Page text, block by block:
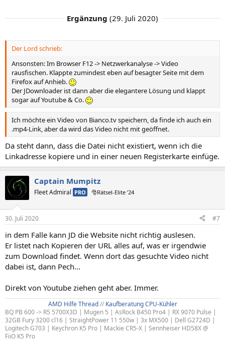
Ergänzung (29. Juli 2020)
Der Lord schrieb:
Ansonsten: Im Browser F12 -> Netzwerkanalyse -> Video
rausfischen. Klappte zumindest eben auf besagter Seite mit dem
Firefox auf Anhieb.
Der JDownloader ist dann aber die elegantere Lösung und klappt
sogar auf Youtube & Co.
Ich möchte ein Video von Bianco.tv speichern, da finde ich auch ein
.mp4-Link, aber da wird das Video nicht mit geöffnet.
Da steht dann, dass die Datei nicht existiert, wenn ich die
Linkadresse kopiere und in einer neuen Registerkarte einfüge.
Captain Mumpitz
Fleet Admiral PRO 🎅Rätsel-Elite ’24
30. Juli 2020 #7
in dem Falle kann JD die Website nicht richtig auslesen.
Er listet nach Kopieren der URL alles auf, was er irgendwie
zum Download findet. Wenn dort das gesuchte Video nicht
dabei ist, dann Pech...
Direkt von Youtube ziehen geht aber. Immer.
AMD Hilfe Thread// Kaufberatung CPU-Kühler
BQ PB 600 -> R5 5700X3D | Mugen 5 | AsRock B450 Pro4 | RX 9070 Pulse |
32GB Fury 3200 cl16 | StraightPower 11 550w | 3x MX500 | Dell G2724D |
Logitech G703 | Keychron K5 Pro | Mackie CR5-X | Sennheiser HD58X @
FiiO K5 Pro